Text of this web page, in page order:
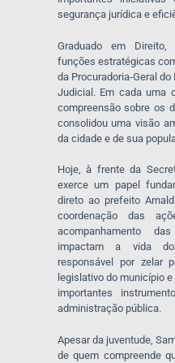
segurança jurídica e
Graduado em Direito,
funções estratégicas
da Procuradoria-Geral
Judicial. Em cada uma
compreensão sobre os
consolidou uma visão
da cidade e de sua
Hoje, à frente da
exerce um papel
direto ao prefeito
coordenação das
acompanhamento
impactam a vida
responsável por zelar
legislativo do município
importantes
administração pública.
Apesar da juventude,
de quem compreende